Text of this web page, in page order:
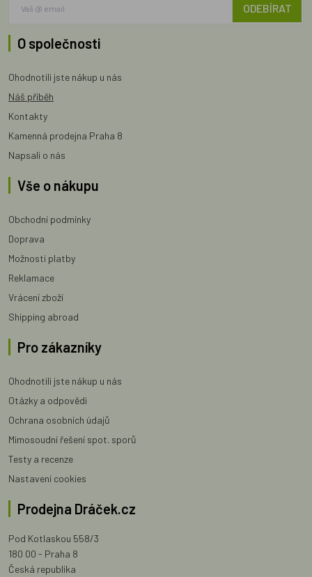
ODEBÍRAT
O společnosti
Ohodnotili jste nákup u nás
Náš příběh
Kontakty
Kamenná prodejna Praha 8
Napsali o nás
Vše o nákupu
Obchodní podmínky
Doprava
Možnosti platby
Reklamace
Vrácení zboží
Shipping abroad
Pro zákazníky
Ohodnotili jste nákup u nás
Otázky a odpovědi
Ochrana osobních údajů
Mimosoudní řešení spot. sporů
Testy a recenze
Nastavení cookies
Prodejna Dráček.cz
Pod Kotlaskou 558/3
180 00 - Praha 8
Česká republika